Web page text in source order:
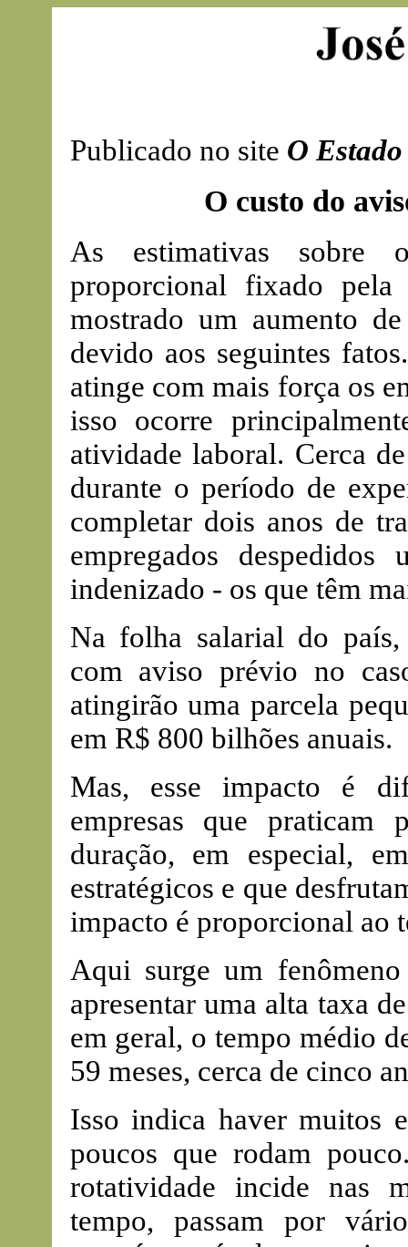
Publicado no site O
O custo do
As estimativas sobre
proporcional fixado
mostrado um aumento
devido aos seguintes
atinge com mais força os
isso ocorre
atividade laboral. Cerca
durante o período de
completar dois anos de
empregados
indenizado - os que têm
Na folha salarial do país,
com aviso prévio no
atingirão uma parcela
em R$ 800 bilhões anuais.
Mas, esse impacto é
empresas que praticam
duração, em especial,
estratégicos e que
impacto é proporcional ao
Aqui surge um
apresentar uma alta taxa
em geral, o tempo médio
59 meses, cerca de cinco
Isso indica haver muitos
poucos que rodam
rotatividade incide nas
tempo, passam por